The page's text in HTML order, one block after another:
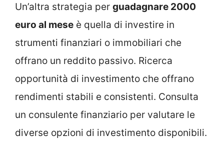
Un’altra strategia per guadagnare 2000
euro al mese è quella di investire in
strumenti finanziari o immobiliari che
offrano un reddito passivo. Ricerca
opportunità di investimento che offrano
rendimenti stabili e consistenti. Consulta
un consulente finanziario per valutare le
diverse opzioni di investimento disponibili.